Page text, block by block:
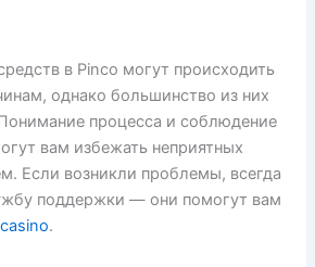
в Pinco могут происходить
однако большинство из них
процесса и соблюдение
вам избежать неприятных
Если возникли проблемы, всегда
поддержки — они помогут вам
.